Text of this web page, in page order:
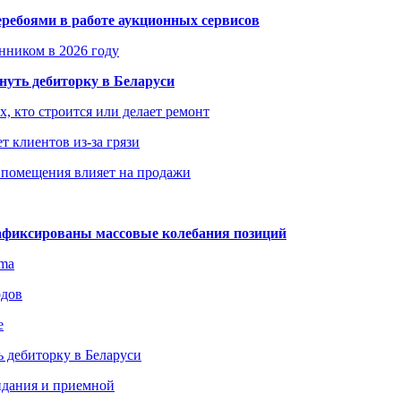
в работе аукционных сервисов
в 2026 году
дебиторку в Беларуси
кто строится или делает ремонт
клиентов из-за грязи
влияет на продажи
массовые колебания позиций
в Беларуси
и приемной